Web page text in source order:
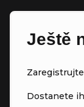
Ještě
Dostanete